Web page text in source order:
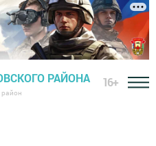
РАЙОНА
район
16+